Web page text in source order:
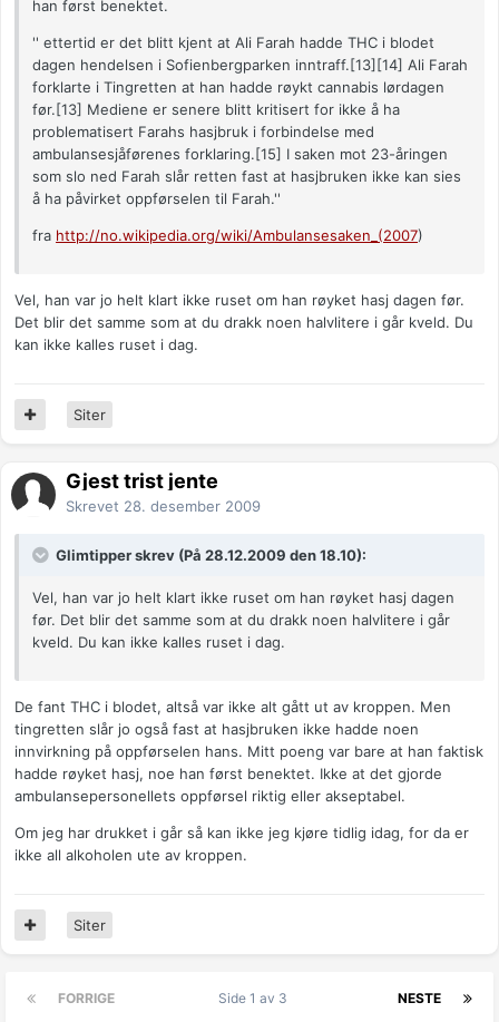
han først benektet.
'' ettertid er det blitt kjent at Ali Farah hadde THC i blodet
dagen hendelsen i Sofienbergparken inntraff.[13][14] Ali Farah
forklarte i Tingretten at han hadde røykt cannabis lørdagen
før.[13] Mediene er senere blitt kritisert for ikke å ha
problematisert Farahs hasjbruk i forbindelse med
ambulansesjåførenes forklaring.[15] I saken mot 23-åringen
som slo ned Farah slår retten fast at hasjbruken ikke kan sies
å ha påvirket oppførselen til Farah.''
fra http://no.wikipedia.org/wiki/Ambulansesaken_(2007)
Vel, han var jo helt klart ikke ruset om han røyket hasj dagen før.
Det blir det samme som at du drakk noen halvlitere i går kveld. Du
kan ikke kalles ruset i dag.
Siter
Gjest trist jente
Skrevet 28. desember 2009
Glimtipper skrev (På 28.12.2009 den 18.10):
Vel, han var jo helt klart ikke ruset om han røyket hasj dagen
før. Det blir det samme som at du drakk noen halvlitere i går
kveld. Du kan ikke kalles ruset i dag.
De fant THC i blodet, altså var ikke alt gått ut av kroppen. Men
tingretten slår jo også fast at hasjbruken ikke hadde noen
innvirkning på oppførselen hans. Mitt poeng var bare at han faktisk
hadde røyket hasj, noe han først benektet. Ikke at det gjorde
ambulansepersonellets oppførsel riktig eller akseptabel.
Om jeg har drukket i går så kan ikke jeg kjøre tidlig idag, for da er
ikke all alkoholen ute av kroppen.
Siter
FORRIGE NESTE
Side 1 av 3